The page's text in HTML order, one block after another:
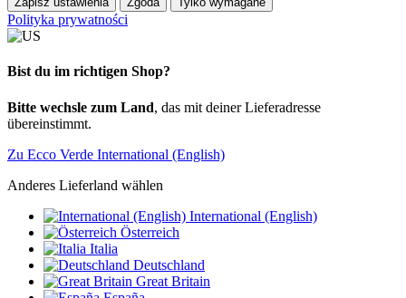
Polityka prywatności
Bist du im richtigen Shop?
Bitte wechsle zum Land, das mit deiner Lieferadresse
übereinstimmt.
Zu Ecco Verde International (English)
Anderes Lieferland wählen
International (English)
Österreich
Italia
Deutschland
Great Britain